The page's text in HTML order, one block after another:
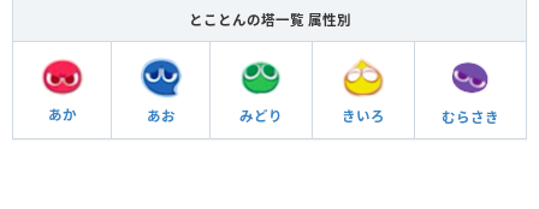
とことんの塔一覧 属性別
あか あお みどり きいろ むらさき